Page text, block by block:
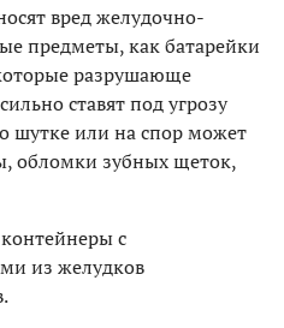
вред желудочно-
предметы, как батарейки
разрушающе
ставят под угрозу
шутке или на спор может
обломки зубных щеток,
с
из желудков